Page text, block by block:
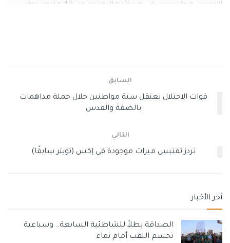
الإنترنت، مما تسبب في خسائر مالية تزيد عن 40 مليون دولار
وأعلنت شركة (جروب-آي بي) Group-IB، وهي إحدى شركاء الإنتربول
مؤشر يتعلق بالبنية التحتية الضارة في القارة.
نطاقات وعناوين URL وعناوين IP للخادم مستخدمة في هجمات
التصيد، والبرامج الضارة. وقد استفادت الدول الأعضاء في
السابق
قوات الاحتلال تعتقل ستة مواطنين خلال حملة مداهمات
بالضفة والقدس
التالي
ثردز تقتبس ميزات موجودة في إكس (تويتر سابقًا)
أخر الأخبار
الصداقة بطلاً للشاطئية السابعة.. وسباعية
تحسم اللقب أمام نماء